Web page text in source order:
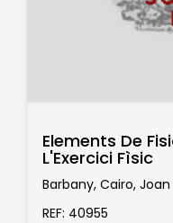
Elements De
L'Exercici Fìsic
Barbany, Cairo,
REF: 40955